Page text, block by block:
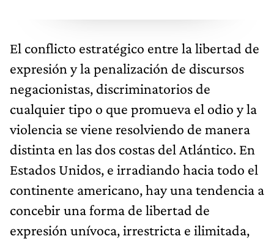
El conflicto estratégico entre la libertad de
expresión y la penalización de discursos
negacionistas, discriminatorios de
cualquier tipo o que promueva el odio y la
violencia se viene resolviendo de manera
distinta en las dos costas del Atlántico. En
Estados Unidos, e irradiando hacia todo el
continente americano, hay una tendencia a
concebir una forma de libertad de
expresión unívoca, irrestricta e ilimitada,